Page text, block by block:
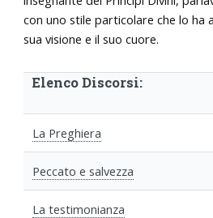
con uno stile particolare che lo ha
sua visione e il suo cuore.
Elenco Discorsi:
La Preghiera
Peccato e salvezza
La testimonianza